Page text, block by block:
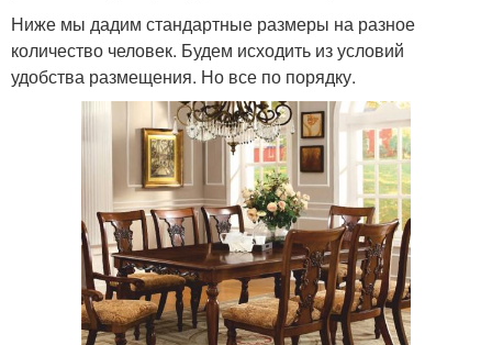
Ниже мы дадим стандартные размеры на разное
количество человек. Будем исходить из условий
удобства размещения. Но все по порядку.